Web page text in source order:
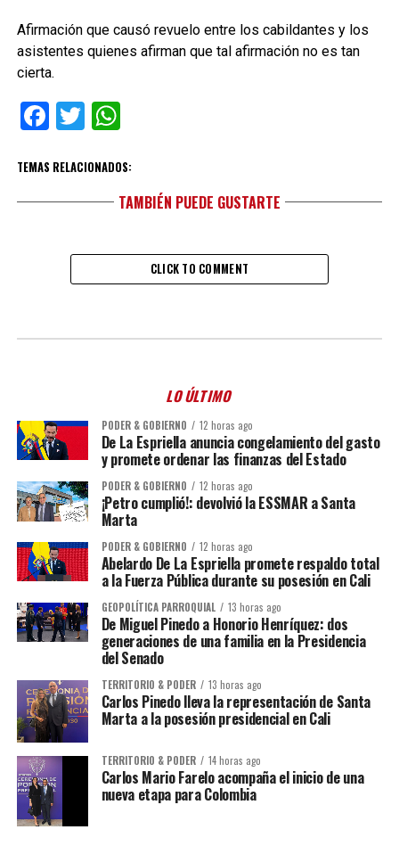
Afirmación que causó revuelo entre los cabildantes y los
asistentes quienes afirman que tal afirmación no es tan
cierta.
Facebook
TwitterWhatsApp
TEMAS RELACIONADOS:
TAMBIÉN PUEDE GUSTARTE
CLICK TO COMMENT
LO ÚLTIMO
PODER & GOBIERNO 12 horas ago
De La Espriella anuncia congelamiento del gasto
y promete ordenar las finanzas del Estado
PODER & GOBIERNO 12 horas ago
¡Petro cumplió!: devolvió la ESSMAR a Santa
Marta
PODER & GOBIERNO 12 horas ago
Abelardo De La Espriella promete respaldo total
a la Fuerza Pública durante su posesión en Cali
GEOPOLÍTICA PARROQUIAL 13 horas ago
De Miguel Pinedo a Honorio Henríquez: dos
generaciones de una familia en la Presidencia
del Senado
TERRITORIO & PODER 13 horas ago
Carlos Pinedo lleva la representación de Santa
Marta a la posesión presidencial en Cali
TERRITORIO & PODER 14 horas ago
Carlos Mario Farelo acompaña el inicio de una
nueva etapa para Colombia